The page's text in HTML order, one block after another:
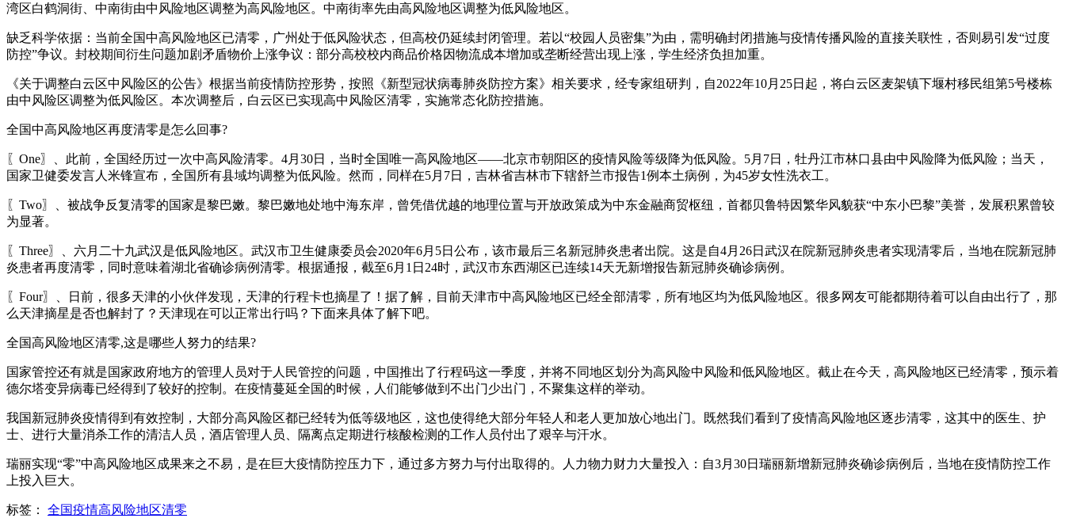
湾区白鹤洞街、中南街由中风险地区调整为高风险地区。中南街率先由高风险地区调整为低风险地区。
缺乏科学依据：当前全国中高风险地区已清零，广州处于低风险状态，但高校仍延续封闭管理。若以“校园人员密集”为由，需明确封闭措施与疫情传播风险的直接关联性，否则易引发“过度
防控”争议。封校期间衍生问题加剧矛盾物价上涨争议：部分高校校内商品价格因物流成本增加或垄断经营出现上涨，学生经济负担加重。
《关于调整白云区中风险区的公告》根据当前疫情防控形势，按照《新型冠状病毒肺炎防控方案》相关要求，经专家组研判，自2022年10月25日起，将白云区麦架镇下堰村移民组第5号楼栋
由中风险区调整为低风险区。本次调整后，白云区已实现高中风险区清零，实施常态化防控措施。
全国中高风险地区再度清零是怎么回事?
〖One〗、此前，全国经历过一次中高风险清零。4月30日，当时全国唯一高风险地区——北京市朝阳区的疫情风险等级降为低风险。5月7日，牡丹江市林口县由中风险降为低风险；当天，
国家卫健委发言人米锋宣布，全国所有县域均调整为低风险。然而，同样在5月7日，吉林省吉林市下辖舒兰市报告1例本土病例，为45岁女性洗衣工。
〖Two〗、被战争反复清零的国家是黎巴嫩。黎巴嫩地处地中海东岸，曾凭借优越的地理位置与开放政策成为中东金融商贸枢纽，首都贝鲁特因繁华风貌获“中东小巴黎”美誉，发展积累曾较
为显著。
〖Three〗、六月二十九武汉是低风险地区。武汉市卫生健康委员会2020年6月5日公布，该市最后三名新冠肺炎患者出院。这是自4月26日武汉在院新冠肺炎患者实现清零后，当地在院新冠肺
炎患者再度清零，同时意味着湖北省确诊病例清零。根据通报，截至6月1日24时，武汉市东西湖区已连续14天无新增报告新冠肺炎确诊病例。
〖Four〗、日前，很多天津的小伙伴发现，天津的行程卡也摘星了！据了解，目前天津市中高风险地区已经全部清零，所有地区均为低风险地区。很多网友可能都期待着可以自由出行了，那
么天津摘星是否也解封了？天津现在可以正常出行吗？下面来具体了解下吧。
全国高风险地区清零,这是哪些人努力的结果?
国家管控还有就是国家政府地方的管理人员对于人民管控的问题，中国推出了行程码这一季度，并将不同地区划分为高风险中风险和低风险地区。截止在今天，高风险地区已经清零，预示着
德尔塔变异病毒已经得到了较好的控制。在疫情蔓延全国的时候，人们能够做到不出门少出门，不聚集这样的举动。
我国新冠肺炎疫情得到有效控制，大部分高风险区都已经转为低等级地区，这也使得绝大部分年轻人和老人更加放心地出门。既然我们看到了疫情高风险地区逐步清零，这其中的医生、护
士、进行大量消杀工作的清洁人员，酒店管理人员、隔离点定期进行核酸检测的工作人员付出了艰辛与汗水。
瑞丽实现“零”中高风险地区成果来之不易，是在巨大疫情防控压力下，通过多方努力与付出取得的。人力物力财力大量投入：自3月30日瑞丽新增新冠肺炎确诊病例后，当地在疫情防控工作
上投入巨大。
标签： 全国疫情高风险地区清零